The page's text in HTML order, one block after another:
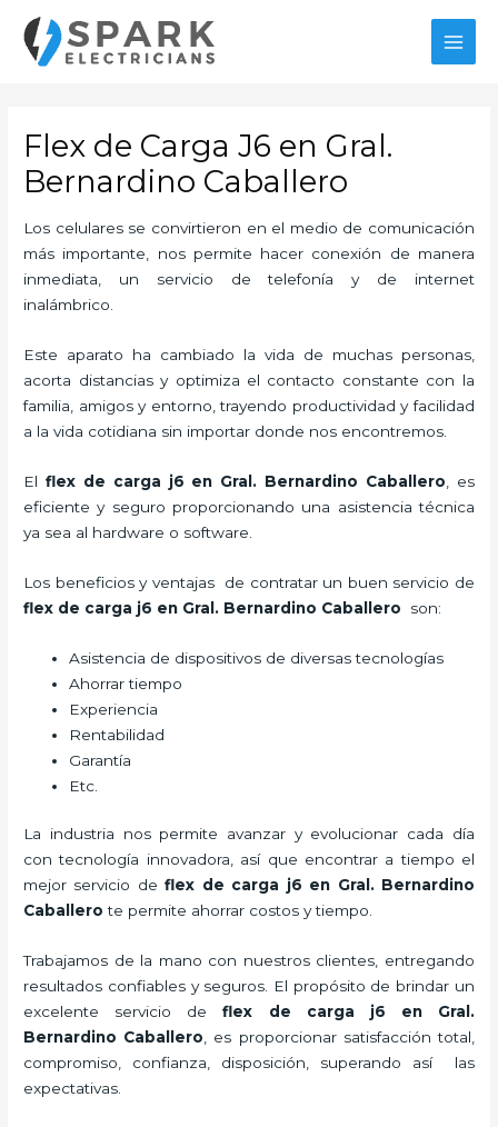
contenido
Flex de Carga J6 en Gral.
Bernardino Caballero
Los celulares se convirtieron en el medio de comunicación
más importante, nos permite hacer conexión de manera
inmediata, un servicio de telefonía y de internet
inalámbrico.
Este aparato ha cambiado la vida de muchas personas,
acorta distancias y optimiza el contacto constante con la
familia, amigos y entorno, trayendo productividad y facilidad
a la vida cotidiana sin importar donde nos encontremos.
El flex de carga j6 en Gral. Bernardino Caballero , es
eficiente y seguro proporcionando una asistencia técnica
ya sea al hardware o software.
Los beneficios y ventajas de contratar un buen servicio de
flex de carga j6 en Gral. Bernardino Caballero son:
Asistencia de dispositivos de diversas tecnologías
Ahorrar tiempo
Experiencia
Rentabilidad
Garantía
Etc.
La industria nos permite avanzar y evolucionar cada día
con tecnología innovadora, así que encontrar a tiempo el
mejor servicio deflex de carga j6 en Gral. Bernardino
Caballero te permite ahorrar costos y tiempo.
Trabajamos de la mano con nuestros clientes, entregando
resultados confiables y seguros. El propósito de brindar un
excelente servicio deflex de carga j6 en Gral.
Bernardino Caballero , es proporcionar satisfacción total,
compromiso, confianza, disposición, superando así las
expectativas.